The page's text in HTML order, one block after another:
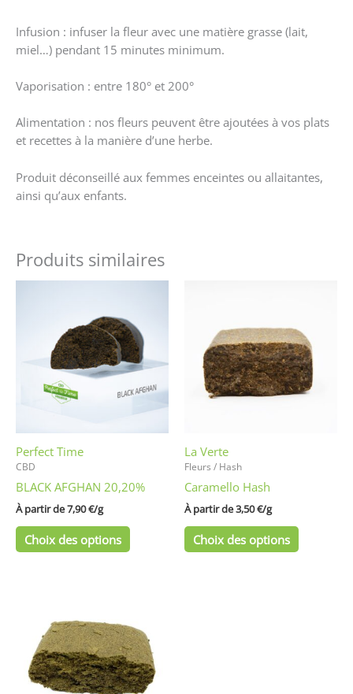
Infusion : infuser la fleur avec une matière grasse (lait,
miel…) pendant 15 minutes minimum.
Vaporisation : entre 180° et 200°
Alimentation : nos fleurs peuvent être ajoutées à vos plats
et recettes à la manière d’une herbe.
Produit déconseillé aux femmes enceintes ou allaitantes,
ainsi qu’aux enfants.
Produits similaires
Perfect Time
CBD
BLACK AFGHAN 20,20%
À partir de 7,90€/g
Choix des options
a
plusieurs
variations.
options
peuvent
être
la
du
La Verte
Fleurs / Hash
Caramello Hash
À partir de 3,50€/g
Choix des options
plusieurs
Les
options
du
a
plusieurs
variations.
Les